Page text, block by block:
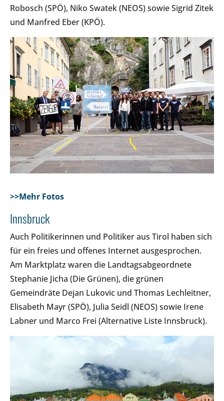
Robosch (SPÖ), Niko Swatek (NEOS) sowie Sigrid Zitek
und Manfred Eber (KPÖ).
>>Mehr Fotos
Innsbruck
Auch Politikerinnen und Politiker aus Tirol haben sich
für ein freies und offenes Internet ausgesprochen.
Am Marktplatz waren die Landtagsabgeordnete
Stephanie Jicha (Die Grünen), die grünen
Gemeindräte Dejan Lukovic und Thomas Lechleitner,
Elisabeth Mayr (SPÖ), Julia Seidl (NEOS) sowie Irene
Labner und Marco Frei (Alternative Liste Innsbruck).